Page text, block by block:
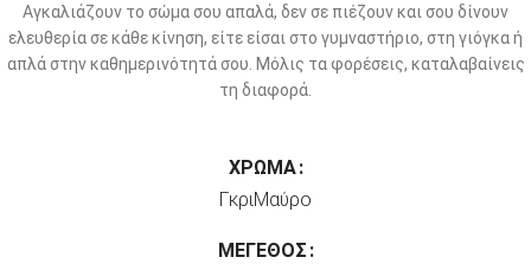
Αγκαλιάζουν το σώμα σου απαλά, δεν σε πιέζουν και σου δίνουν
ελευθερία σε κάθε κίνηση, είτε είσαι στο γυμναστήριο, στη γιόγκα ή
απλά στην καθημερινότητά σου. Μόλις τα φορέσεις, καταλαβαίνεις
τη διαφορά.
ΧΡΏΜΑ
ΓκριΜαύρο
ΜΈΓΕΘΟΣ